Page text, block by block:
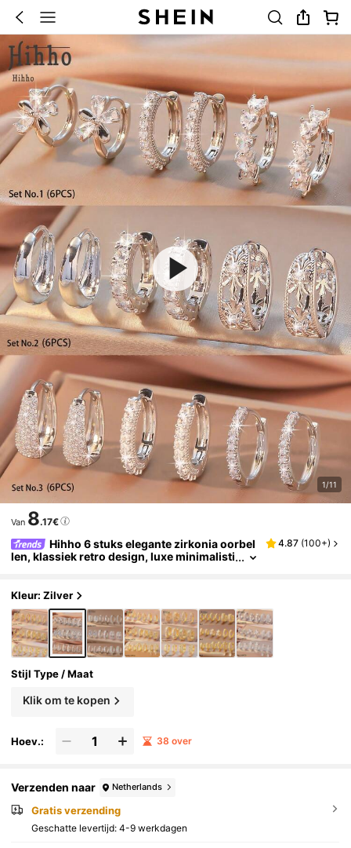
1/11
Van 8.17€
Hihho 6 stuks elegante zirkonia oorbel
len, klassiek retro design, luxe minimalisti
cadeau voor vrienden
4.87 (100+)
Kleur: Zilver
Stijl Type / Maat
Klik om te kopen
Hoev.: 38 over
Verzenden naar Netherlands
Gratis verzending
Geschatte levertijd: 4-9 werkdagen